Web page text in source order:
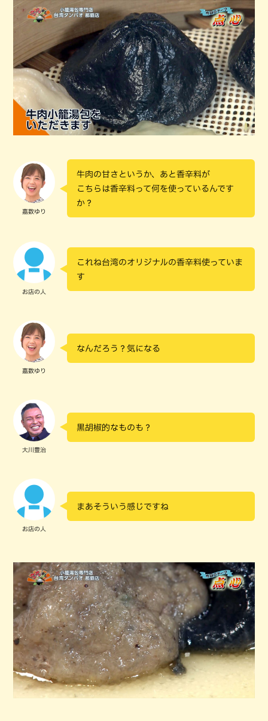
嘉数ゆり
牛肉の甘さというか、あと香辛料が
こちらは香辛料って何を使っているんです
か？
お店の人
これね台湾のオリジナルの香辛料使っていま
す
嘉数ゆり
なんだろう？気になる
大川豊治
黒胡椒的なものも？
お店の人
まあそういう感じですね